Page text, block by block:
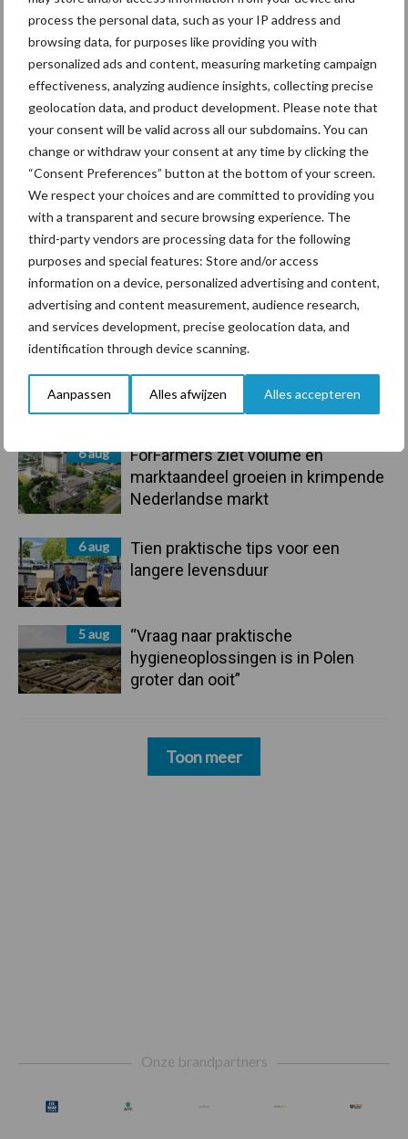
process the personal data, such as your IP address and
browsing data, for purposes like providing you with
personalized ads and content, measuring marketing campaign
effectiveness, analyzing audience insights, collecting precise
geolocation data, and product development. Please note that
your consent will be valid across all our subdomains. You can
change or withdraw your consent at any time by clicking the
“Consent Preferences” button at the bottom of your screen.
We respect your choices and are committed to providing you
with a transparent and secure browsing experience. The
third-party vendors are processing data for the following
purposes and special features: Store and/or access
information on a device, personalized advertising and content,
advertising and content measurement, audience research,
and services development, precise geolocation data, and
identification through device scanning.
Aanpassen Alles afwijzen Alles accepteren
Primaire
Sidebar
Recent nieuws Partner nieuws
7 aug
Grondstoffenmarkt blijft grillig:
droogte en geopolitiek houden
handel in de greep
6 aug
ForFarmers ziet volume en
marktaandeel groeien in krimpende
Nederlandse markt
6 aug
Tien praktische tips voor een
langere levensduur
5 aug
“Vraag naar praktische
hygieneoplossingen is in Polen
groter dan ooit”
Toon meer
Beregening Bijproducten
Toon meer
Onze brandpartners